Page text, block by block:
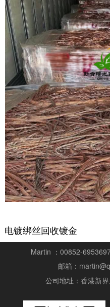
电镀绑丝回收镀金
Martin ：00852-
邮箱：
公司地址：香港新